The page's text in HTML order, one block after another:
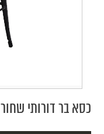
כסא בר דורותי שחור